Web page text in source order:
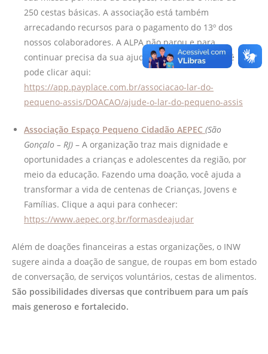
250 cestas básicas. A associação está também
arrecadando recursos para o pagamento do 13º dos
nossos colaboradores. A ALPA não parou e para
continuar precisa da sua ajuda! Para contribuir você
pode clicar aqui:
https://app.payplace.com.br/associacao-lar-do-
pequeno-assis/DOACAO/ajude-o-lar-do-pequeno-assis
Associação Espaço Pequeno Cidadão AEPEC (São
Gonçalo – RJ) – A organização traz mais dignidade e
oportunidades a crianças e adolescentes da região, por
meio da educação. Fazendo uma doação, você ajuda a
transformar a vida de centenas de Crianças, Jovens e
Famílias. Clique a aqui para conhecer:
https://www.aepec.org.br/formasdeajudar
Além de doações financeiras a estas organizações, o INW
sugere ainda a doação de sangue, de roupas em bom estado
de conversação, de serviços voluntários, cestas de alimentos.
São possibilidades diversas que contribuem para um país
mais generoso e fortalecido.